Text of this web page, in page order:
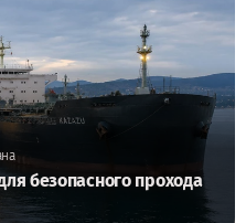
безопасного прохода